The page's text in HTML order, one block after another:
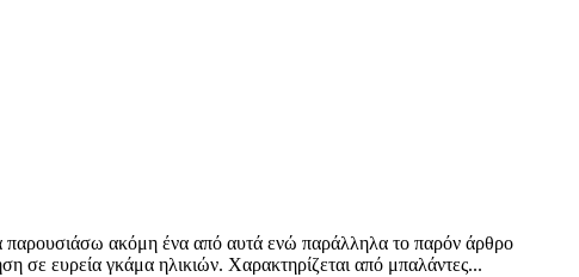
παρουσιάσω ακόμη ένα από αυτά ενώ παράλληλα το παρόν άρθρο
σε ευρεία γκάμα ηλικιών. Χαρακτηρίζεται από μπαλάντες...